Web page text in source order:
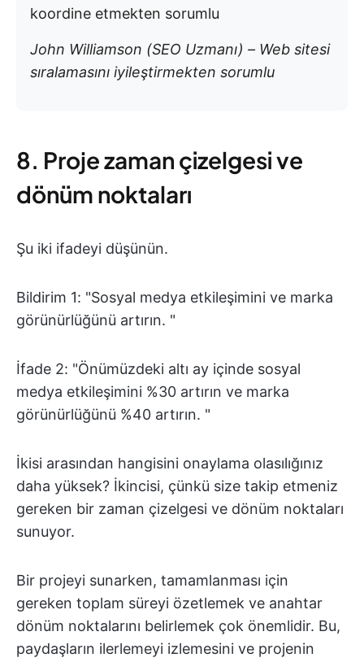
koordine etmekten sorumlu
John Williamson (SEO Uzmanı) – Web sitesi
sıralamasını iyileştirmekten sorumlu
8. Proje zaman çizelgesi ve
dönüm noktaları
Şu iki ifadeyi düşünün.
Bildirim 1: "Sosyal medya etkileşimini ve marka
görünürlüğünü artırın. "
İfade 2: "Önümüzdeki altı ay içinde sosyal
medya etkileşimini %30 artırın ve marka
görünürlüğünü %40 artırın. "
İkisi arasından hangisini onaylama olasılığınız
daha yüksek? İkincisi, çünkü size takip etmeniz
gereken bir zaman çizelgesi ve dönüm noktaları
sunuyor.
Bir projeyi sunarken, tamamlanması için
gereken toplam süreyi özetlemek ve anahtar
dönüm noktalarını belirlemek çok önemlidir. Bu,
paydaşların ilerlemeyi izlemesini ve projenin